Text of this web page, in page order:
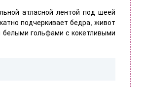
атласной лентой под шеей
подчеркивает бедра, живот
гольфами с кокетливыми